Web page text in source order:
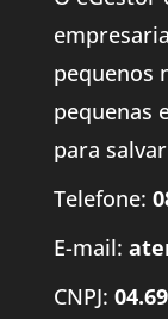
pequenos
pequenas
para
Telefone:
E-mail:
CNPJ: